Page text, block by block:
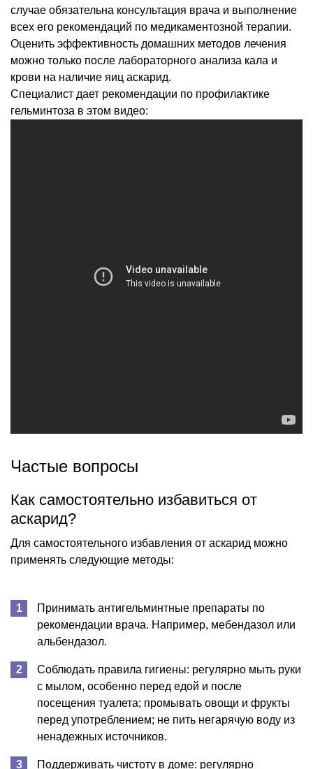
случае обязательна консультация врача и выполнение
всех его рекомендаций по медикаментозной терапии.
Оценить эффективность домашних методов лечения
можно только после лабораторного анализа кала и
крови на наличие яиц аскарид.
Специалист дает рекомендации по профилактике
гельминтоза в этом видео:
Частые вопросы
Как самостоятельно избавиться от
аскарид?
Для самостоятельного избавления от аскарид можно
применять следующие методы:
Принимать антигельминтные препараты по
рекомендации врача. Например, мебендазол или
альбендазол.
Соблюдать правила гигиены: регулярно мыть руки
с мылом, особенно перед едой и после
посещения туалета; промывать овощи и фрукты
перед употреблением; не пить негарячую воду из
ненадежных источников.
Поддерживать чистоту в доме: регулярно